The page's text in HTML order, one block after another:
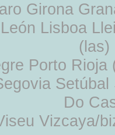
Girona
Lisboa
Porto
Do
Vizcaya/